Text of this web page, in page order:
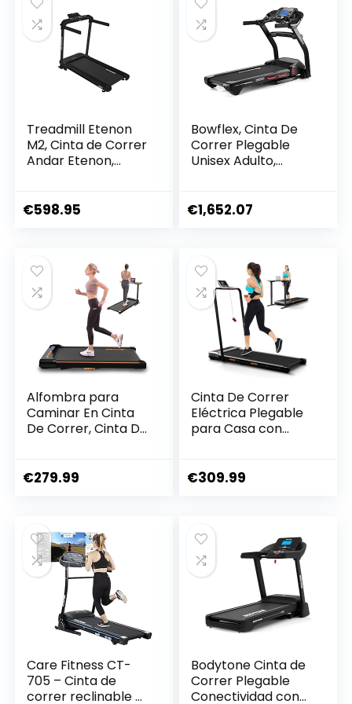
Velocidad_Multi-
Mode_multiprogra
Treadmill Etenon
M2, Cinta de Correr
Andar Etenon,
€598.95
Bowflex, Cinta De
Correr Plegable
Unisex Adulto,
€1,652.07
Alfombra para
Caminar En Cinta
De Correr, Cinta De
Oficina, Walking
Trotar Y Correr,
Absorción De
Impactos
€279.99
Cinta De Correr
Eléctrica Plegable
para Casa con
Caminadora
con Inclinación Y
Absorción De
Impactos
€309.99
Care Fitness CT-
705 – Cinta de
correr reclinable y
Bodytone Cinta de
Correr Plegable
Conectividad con